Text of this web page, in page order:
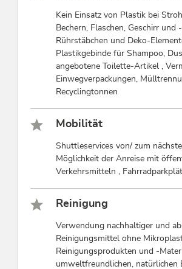
Kein Einsatz von Plastik bei
Bechern, Flaschen, Geschirr und
Rührstäbchen und Deko-
Plastikgebinde für Shampoo,
angebotene Toilette-Artikel ,
Einwegverpackungen,
Recyclingtonnen
Mobilität
Shuttleservices von/ zum
Möglichkeit der Anreise mit
Verkehrsmitteln ,
Reinigung
Verwendung nachhaltiger und
Reinigungsmittel ohne
Reinigungsprodukten und -
umweltfreundlichen, natürlichen